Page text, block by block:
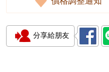
分享給朋友